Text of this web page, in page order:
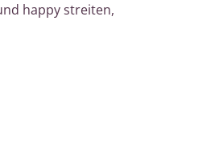
happy streiten,